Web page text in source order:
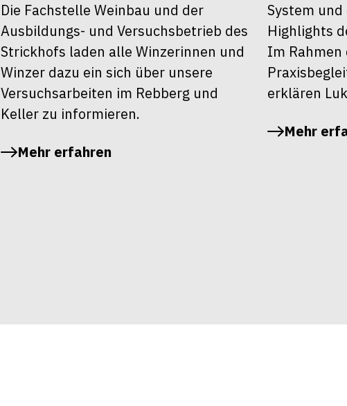
Die Fachstelle Weinbau und der
Ausbildungs- und Versuchsbetrieb des
Strickhofs laden alle Winzerinnen und
Winzer dazu ein sich über unsere
Versuchsarbeiten im Rebberg und
Keller zu informieren.
Mehr erfahren
System und
Highlights
Im Rahmen
erklären
Mehr